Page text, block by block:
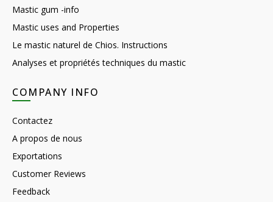
Mastic gum -info
Mastic uses and Properties
Le mastic naturel de Chios. Instructions
Analyses et propriétés techniques du mastic
COMPANY INFO
Contactez
A propos de nous
Exportations
Customer Reviews
Feedback